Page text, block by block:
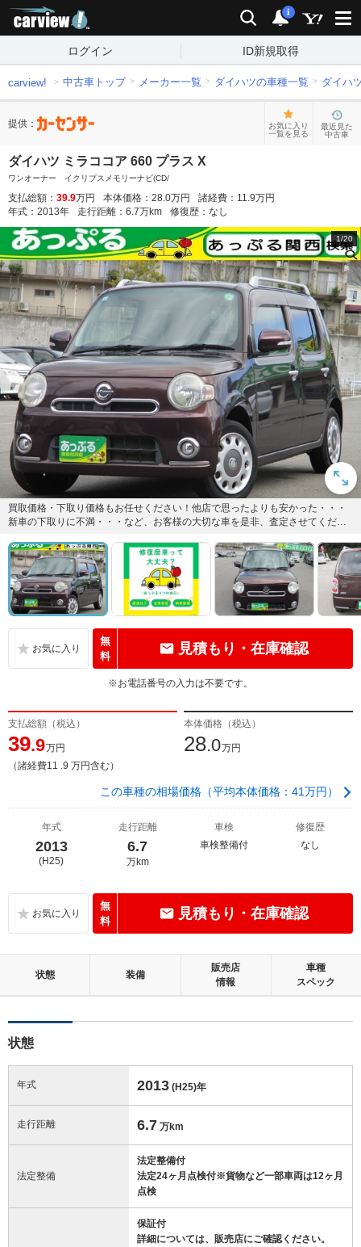
検索 通知
i
ログイン ID新規取得
carview! 中古車トップ メーカー一覧 ダイハツの車種一覧 ダイハ
提供：
お気に入り
一覧を見る
最近見た
中古車
ダイハツ ミラココア 660 プラス X
ワンオーナー イクリプスメモリーナビ(CD/
支払総額： 39.9万円 本体価格： 28.0万円 諸経費： 11.9万円
年式： 2013年 走行距離： 6.7万km 修復歴： なし
1/20
買取価格・下取り価格もお任せください！他店で思ったよりも安かった・・・
新車の下取りに不満・・・など、お客様の大切な車を是非、査定させてくださ
無
料
見積もり・在庫確認
※お電話番号の入力は不要です。
支払総額（税込）
39.9万円
（諸経費11 .9 万円含む）
本体価格（税込）
28.0万円
この車種の相場価格（平均本体価格：41万円）
年式
2013
(H25)
走行距離
6.7
万km
車検
車検整備付
修復歴
なし
無
料
見積もり・在庫確認
状態 装備
販売店
情報
車種
スペック
状態
年式 2013 (H25)年
走行距離 6.7 万km
法定整備
法定整備付
法定24ヶ月点検付※貨物など一部車両は12ヶ月
点検
保証付
詳細については、販売店にご確認ください。